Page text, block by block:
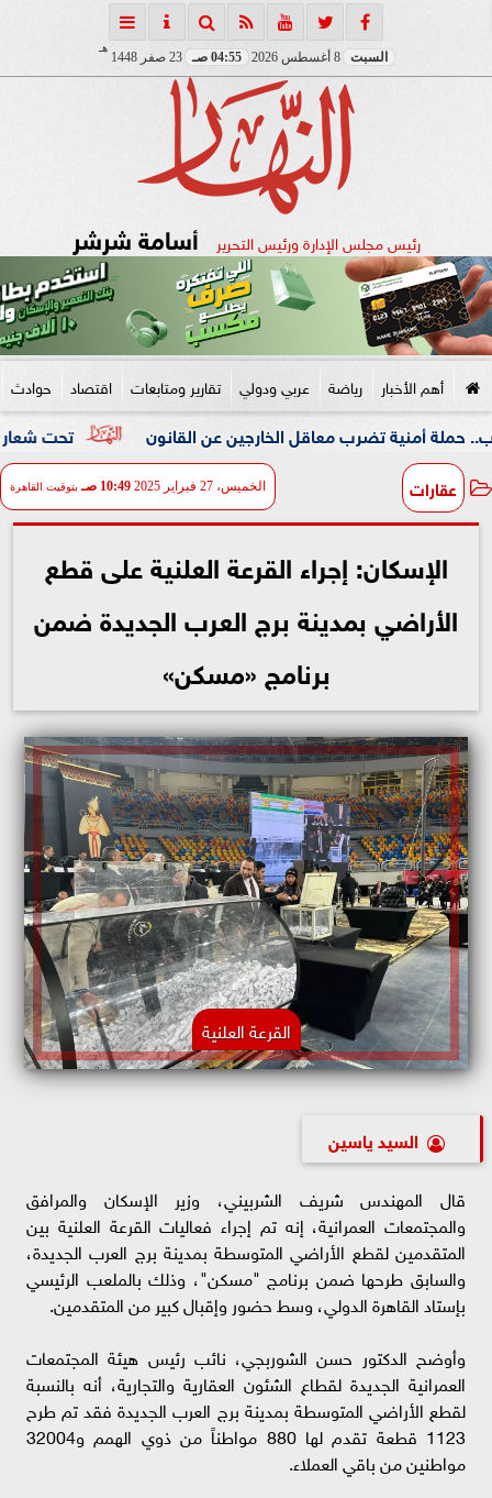
السبت 8 أغسطس 2026 04:55 صـ 23 صفر 1448
هـ
رئيس مجلس الإدارة ورئيس التحرير أسامة شرشر
أهم الأخبار رياضة عربي ودولي تقارير ومتابعات اقتصاد حوادث
تحت شعار «خدمة بيوت تضرب معاقل الخارجين عن القانون
عقارات الخميس، 27 فبراير 2025 10:49 صـ بتوقيت القاهرة
الإسكان: إجراء القرعة العلنية على قطع
الأراضي بمدينة برج العرب الجديدة ضمن
برنامج «مسكن»
القرعة العلنية
السيد ياسين
قال المهندس شريف الشربيني، وزير الإسكان والمرافق
والمجتمعات العمرانية، إنه تم إجراء فعاليات القرعة العلنية بين
المتقدمين لقطع الأراضي المتوسطة بمدينة برج العرب الجديدة،
والسابق طرحها ضمن برنامج "مسكن"، وذلك بالملعب الرئيسي
بإستاد القاهرة الدولي، وسط حضور وإقبال كبير من المتقدمين.
وأوضح الدكتور حسن الشوربجي، نائب رئيس هيئة المجتمعات
العمرانية الجديدة لقطاع الشئون العقارية والتجارية، أنه بالنسبة
لقطع الأراضي المتوسطة بمدينة برج العرب الجديدة فقد تم طرح
1123 قطعة تقدم لها 880 مواطناً من ذوي الهمم و32004
مواطنين من باقي العملاء.